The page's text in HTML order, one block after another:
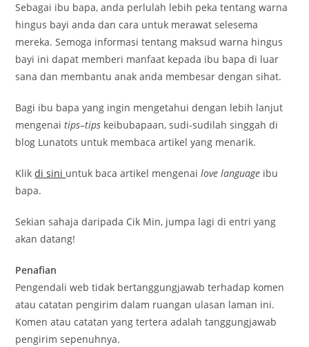
Sebagai ibu bapa, anda perlulah lebih peka tentang warna
hingus bayi anda dan cara untuk merawat selesema
mereka. Semoga informasi tentang maksud warna hingus
bayi ini dapat memberi manfaat kepada ibu bapa di luar
sana dan membantu anak anda membesar dengan sihat.
Bagi ibu bapa yang ingin mengetahui dengan lebih lanjut
mengenaitips–tips keibubapaan, sudi-sudilah singgah di
blog Lunatots untuk membaca artikel yang menarik.
Klikdi sini untuk baca artikel mengenai love language ibu
bapa.
Sekian sahaja daripada Cik Min, jumpa lagi di entri yang
akan datang!
Penafian
Pengendali web tidak bertanggungjawab terhadap komen
atau catatan pengirim dalam ruangan ulasan laman ini.
Komen atau catatan yang tertera adalah tanggungjawab
pengirim sepenuhnya.